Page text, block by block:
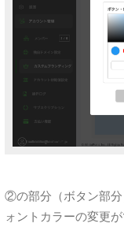
②の部分（ボタン部分
ォントカラーの変更が